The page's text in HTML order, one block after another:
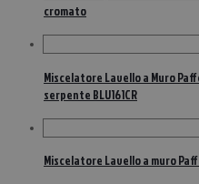
cromato
Miscelatore Lavello a Muro
serpente BLU161CR
Miscelatore Lavello a muro